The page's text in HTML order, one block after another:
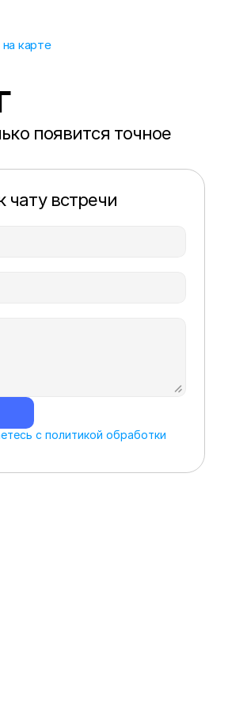
карте
появится точное
чату встречи
с политикой обработки